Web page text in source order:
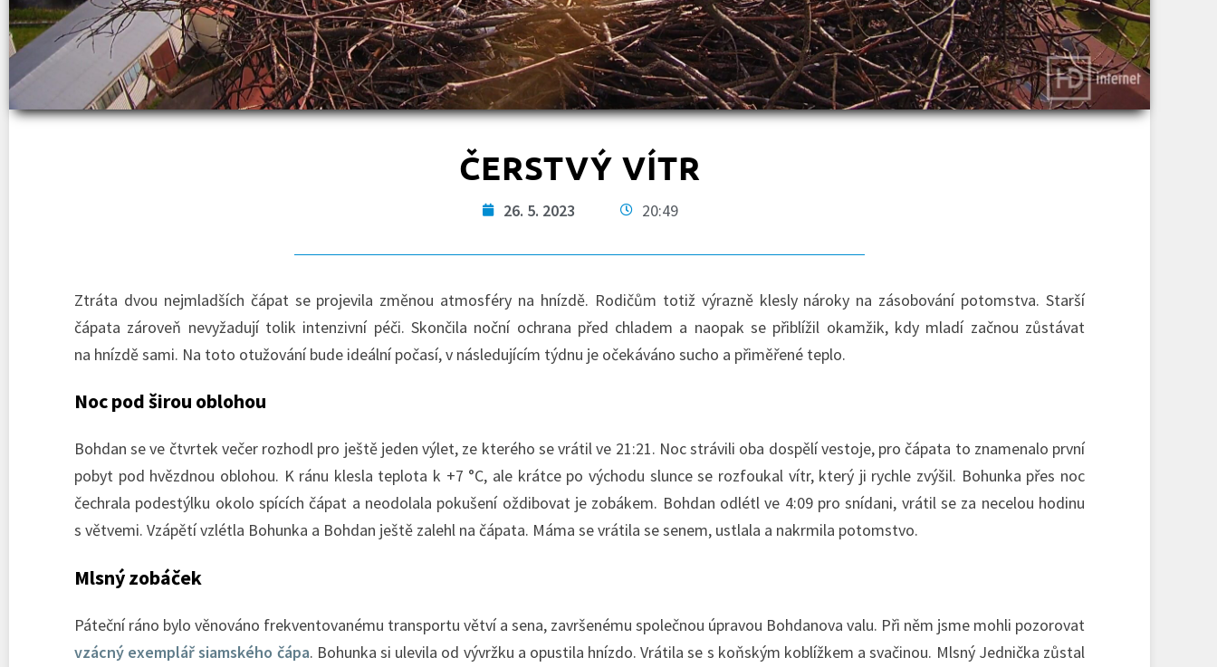
ČERSTVÝ VÍTR
26. 5. 2023 20:49
Ztráta dvou nejmladších čápat se projevila změnou atmosféry na hnízdě. Rodičům totiž výrazně klesly nároky na zásobování potomstva. Starší
čápata zároveň nevyžadují tolik intenzivní péči. Skončila noční ochrana před chladem a naopak se přiblížil okamžik, kdy mladí začnou zůstávat
na hnízdě sami. Na toto otužování bude ideální počasí, v následujícím týdnu je očekáváno sucho a přiměřené teplo.
Noc pod širou oblohou
Bohdan se ve čtvrtek večer rozhodl pro ještě jeden výlet, ze kterého se vrátil ve 21:21. Noc strávili oba dospělí vestoje, pro čápata to znamenalo první
pobyt pod hvězdnou oblohou. K ránu klesla teplota k +7 °C, ale krátce po východu slunce se rozfoukal vítr, který ji rychle zvýšil. Bohunka přes noc
čechrala podestýlku okolo spících čápat a neodolala pokušení oždibovat je zobákem. Bohdan odlétl ve 4:09 pro snídani, vrátil se za necelou hodinu
s větvemi. Vzápětí vzlétla Bohunka a Bohdan ještě zalehl na čápata. Máma se vrátila se senem, ustlala a nakrmila potomstvo.
Mlsný zobáček
Páteční ráno bylo věnováno frekventovanému transportu větví a sena, završenému společnou úpravou Bohdanova valu. Při něm jsme mohli pozorovat
vzácný exemplář siamského čápa. Bohunka si ulevila od vývržku a opustila hnízdo. Vrátila se s koňským koblížkem a svačinou. Mlsný Jednička zůstal